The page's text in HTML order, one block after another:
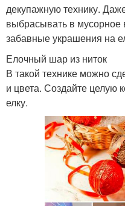
декупажную технику.
выбрасывать в мусорное
забавные украшения на
Елочный шар из ниток
В такой технике можно
и цвета. Создайте целую
елку.